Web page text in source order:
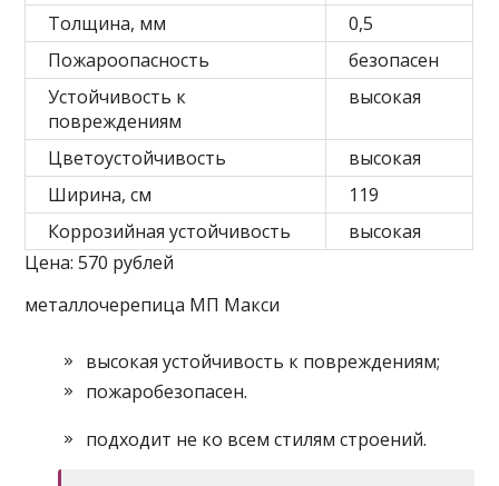
Толщина, мм
0,5
Пожароопасность
безопасен
Устойчивость к
повреждениям
высокая
Цветоустойчивость
высокая
Ширина, см
119
Коррозийная устойчивость
высокая
Цена: 570 рублей
металлочерепица МП Макси
высокая устойчивость к повреждениям;
пожаробезопасен.
подходит не ко всем стилям строений.